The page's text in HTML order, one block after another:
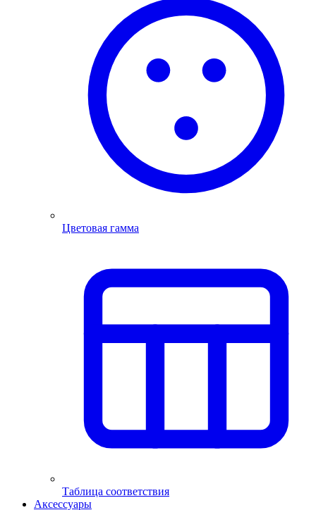
Цветовая гамма
Таблица соответствия
Аксессуары